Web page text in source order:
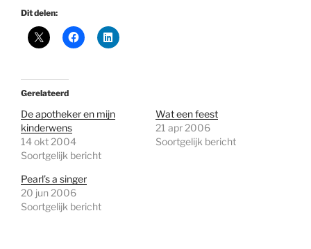
Dit delen:
Gerelateerd
De apotheker en mijn
kinderwens
14 okt 2004
Soortgelijk bericht
Wat een feest
21 apr 2006
Soortgelijk bericht
Pearl’s a singer
20 jun 2006
Soortgelijk bericht